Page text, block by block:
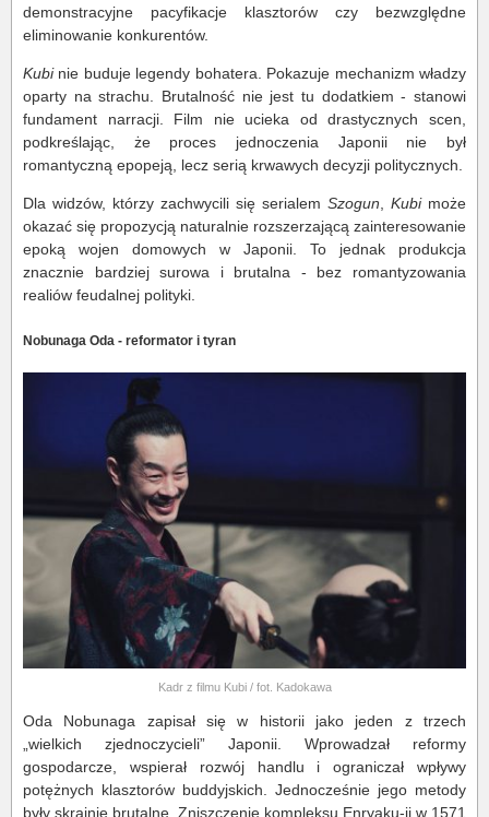
demonstracyjne pacyfikacje klasztorów czy bezwzględne
eliminowanie konkurentów.
Kubinie buduje legendy bohatera. Pokazuje mechanizm władzy
oparty na strachu. Brutalność nie jest tu dodatkiem - stanowi
fundament narracji. Film nie ucieka od drastycznych scen,
podkreślając, że proces jednoczenia Japonii nie był
romantyczną epopeją, lecz serią krwawych decyzji politycznych.
Dla widzów, którzy zachwycili się serialem Szogun, Kubimoże
okazać się propozycją naturalnie rozszerzającą zainteresowanie
epoką wojen domowych w Japonii. To jednak produkcja
znacznie bardziej surowa i brutalna - bez romantyzowania
realiów feudalnej polityki.
Nobunaga Oda - reformator i tyran
Kadr z filmu Kubi / fot. Kadokawa
Oda Nobunaga zapisał się w historii jako jeden z trzech
„wielkich zjednoczycieli” Japonii. Wprowadzał reformy
gospodarcze, wspierał rozwój handlu i ograniczał wpływy
potężnych klasztorów buddyjskich. Jednocześnie jego metody
były skrajnie brutalne. Zniszczenie kompleksu Enryaku-ji w 1571